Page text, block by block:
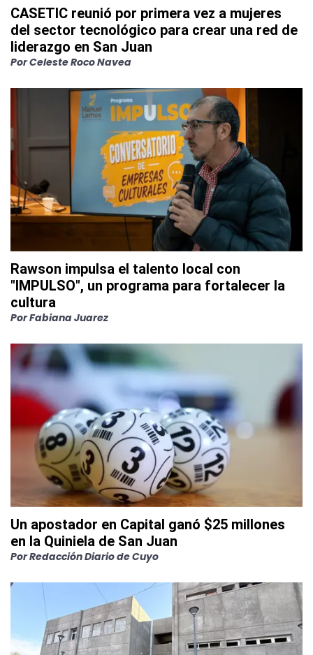
CASETIC reunió por primera vez a mujeres
del sector tecnológico para crear una red de
liderazgo en San Juan
PorCeleste Roco Navea
Rawson impulsa el talento local con
"IMPULSO", un programa para fortalecer la
cultura
PorFabiana Juarez
Un apostador en Capital ganó $25 millones
en la Quiniela de San Juan
PorRedacción Diario de Cuyo